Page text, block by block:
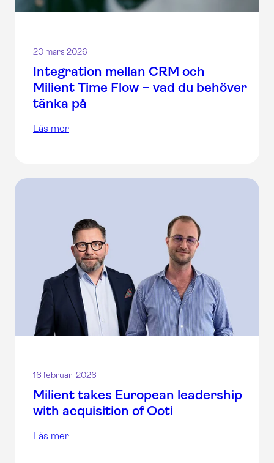
20 mars 2026
Integration mellan CRM och
Milient Time Flow – vad du behöver
tänka på
Läs mer
16 februari 2026
Milient takes European leadership
with acquisition of Ooti
Läs mer